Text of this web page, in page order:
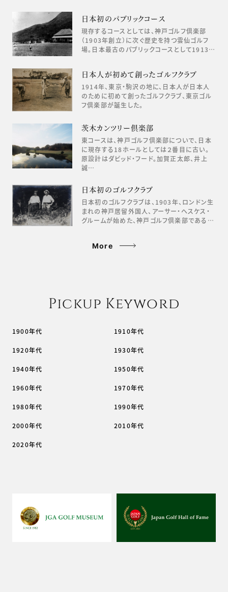
日本初のパブリックコース
現存するコースとしては、神戸ゴルフ倶楽部
（1903年創立）に次ぐ歴史を持つ雲仙ゴルフ
場。日本最古のパブリックコースとして1913…
日本人が初めて創ったゴルフクラブ
1914年、東京・駒沢の地に、日本人が日本人
のために初めて創ったゴルフクラブ、東京ゴル
フ倶楽部が誕生した。
茨木カンツリー倶楽部
東コースは、神戸ゴルフ倶楽部についで、日本
に現存する18ホールとしては２番目に古い。
原設計はダビッド・フード。加賀正太郎、井上
誠…
日本初のゴルフクラブ
日本初のゴルフクラブは、1903年、ロンドン生
まれの神戸居留外国人、アーサー・ヘスケス・
グルームが始めた、神戸ゴルフ倶楽部である…
More
Pickup Keyword
1900年代 1910年代
1920年代 1930年代
1940年代 1950年代
1960年代 1970年代
1980年代 1990年代
2000年代 2010年代
2020年代